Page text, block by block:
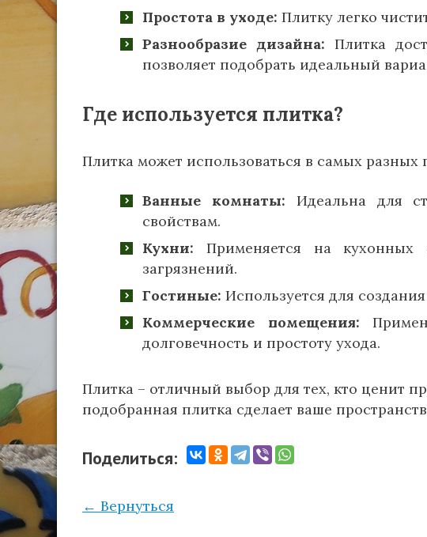
Простота в уходе: Плитку легко
Разнообразие дизайна: Плитка
позволяет подобрать идеальный
Где используется плитка?
Плитка может использоваться в самых
Ванные комнаты: Идеальна для
свойствам.
Кухни: Применяется на кухонных
загрязнений.
Гостиные: Используется для
Коммерческие помещения:
долговечность и простоту ухода.
Плитка – отличный выбор для тех, кто ценит
подобранная плитка сделает ваше
Поделиться:
← Вернуться